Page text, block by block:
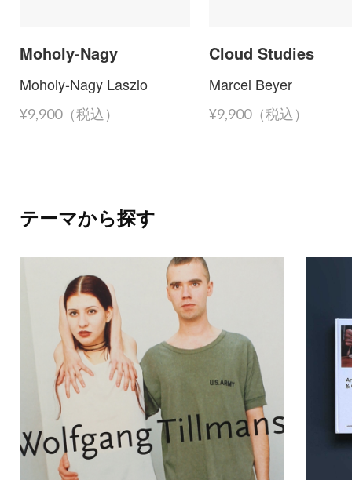
Moholy-Nagy
Moholy-Nagy Laszlo
¥9,900（税込）
Cloud Studies
Marcel Beyer
¥9,900（税込）
テーマから探す